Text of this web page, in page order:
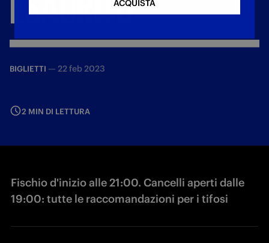
BIGLIETTI — 22 feb 2023
2 MIN DI LETTURA
Fischio d'inizio alle 21:00. Cancelli aperti dalle
19:00: tutte le raccomandazioni per i tifosi
ACQUISTA